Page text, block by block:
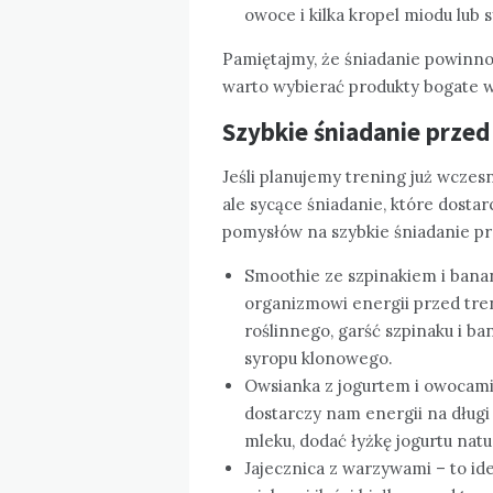
owoce i kilka kropel miodu lub
Pamiętajmy, że śniadanie
warto wybierać produkty bogate
Szybkie śniadanie
Jeśli planujemy trening już
ale sycące śniadanie, które
pomysłów na szybkie śniadanie
Smoothie ze szpinakiem i
organizmowi energii przed
roślinnego, garść szpinaku i
syropu klonowego.
Owsianka z jogurtem i
dostarczy nam energii na
mleku, dodać łyżkę jogurtu
Jajecznica z warzywami – to